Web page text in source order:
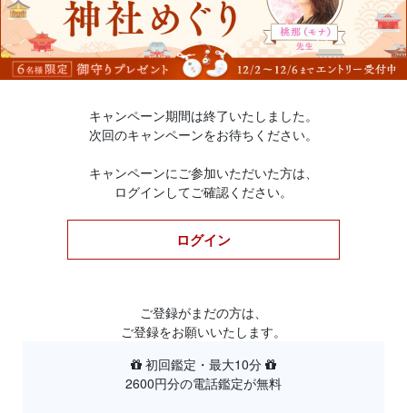
キャンペーン期間は終了いたしました。
次回のキャンペーンをお待ちください。
キャンペーンにご参加いただいた方は、
ログインしてご確認ください。
ログイン
ご登録がまだの方は、
ご登録をお願いいたします。
初回鑑定・最大10分
2600円分の電話鑑定が無料